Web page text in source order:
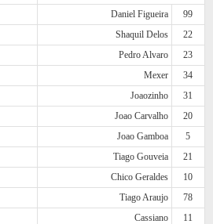
Daniel Figueira
99
Shaquil Delos
22
Pedro Alvaro
23
Mexer
34
Joaozinho
31
Joao Carvalho
20
Joao Gamboa
5
Tiago Gouveia
21
Chico Geraldes
10
Tiago Araujo
78
Cassiano 11